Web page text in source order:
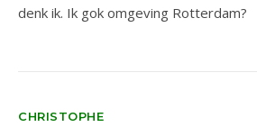
denk ik. Ik gok omgeving Rotterdam?
CHRISTOPHE